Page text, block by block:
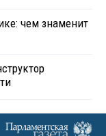
чем знаменит